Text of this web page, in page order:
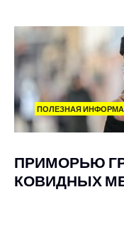
ПОЛЕЗНАЯ
ПРИМОРЬЮ
КОВИДНЫХ